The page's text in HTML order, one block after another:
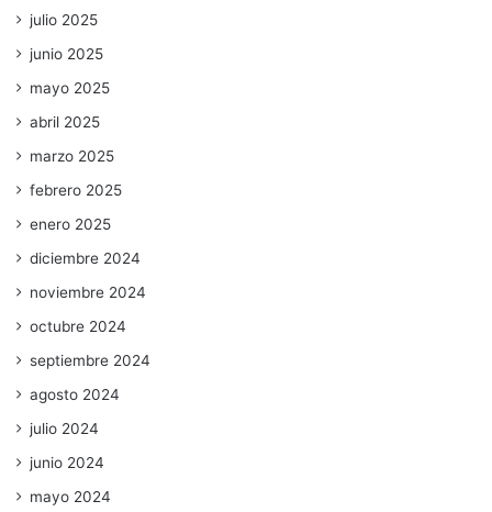
julio 2025
junio 2025
mayo 2025
abril 2025
marzo 2025
febrero 2025
enero 2025
diciembre 2024
noviembre 2024
octubre 2024
septiembre 2024
agosto 2024
julio 2024
junio 2024
mayo 2024